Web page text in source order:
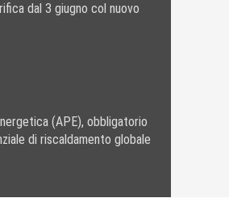
dal 3 giugno col nuovo
(APE), obbligatorio
di riscaldamento globale